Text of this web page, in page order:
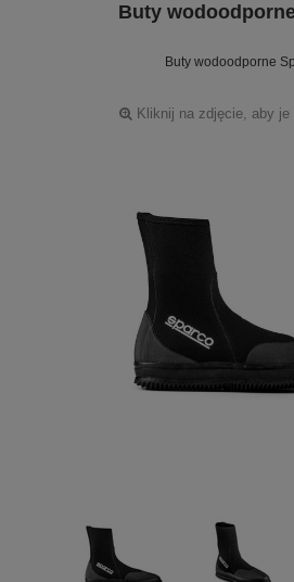
Buty
Buty wodoodporne
Kliknij na zdjęcie, aby